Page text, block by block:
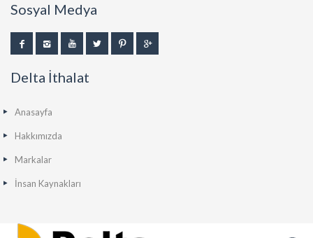
Sosyal Medya
Delta İthalat
Anasayfa
Hakkımızda
Markalar
İnsan Kaynakları